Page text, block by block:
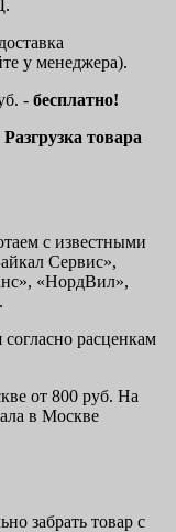
у менеджера).
- бесплатно!
товара
с известными
Сервис»,
«НордВил»,
расценкам
от 800 руб. На
в Москве
забрать товар с